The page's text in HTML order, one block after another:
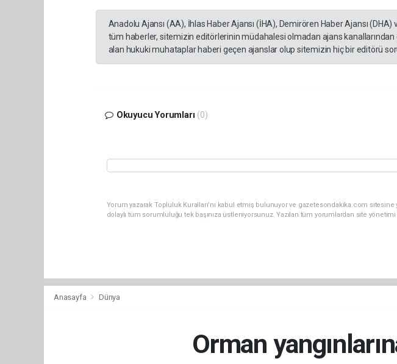
Anadolu Ajansı (AA), İhlas Haber Ajansı (İHA), Demirören Haber Ajansı
tüm haberler, sitemizin editörlerinin müdahalesi olmadan ajans
alan hukuki muhataplar haberi geçen ajanslar olup sitemizin hiç bir editörü
Okuyucu Yorumları (0)
Yorum yazarak Topluluk Kuralları’nı kabul etmiş bulunuyor ve gazetesondakika.com sitesine
dolaylı tüm sorumluluğu tek başınıza üstleniyorsunuz. Yazılan tüm yorumlardan site
Anasayfa Dünya
Orman